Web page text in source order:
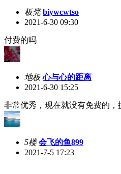
板凳 biywcwtso
2021-6-30 09:30
付费的吗
地板 心与心的距离
2021-6-30 15:25
非常优秀，现在就没有免费的，
5楼 会飞的鱼899
2021-7-5 17:23